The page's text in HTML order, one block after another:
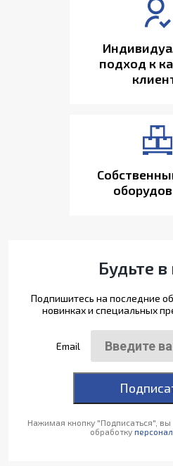
подход к
Будьте в
Подпишитесь на последние
новинках и специальных
Email
Нажимая кнопку "Подписаться",
обработку